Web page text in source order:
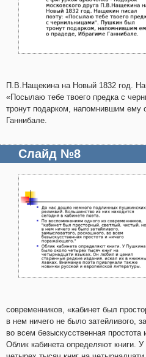
П.В.Нащекина на Новый 1832 год.
«Посылаю тебе твоего предка с
тронут подарком, напомнившим ему
Ганнибале.
Слайд №8
современников, «кабинет был
в нем ничего не было затейливого,
во всем безыскусственная
Облик кабинета определяют книги.